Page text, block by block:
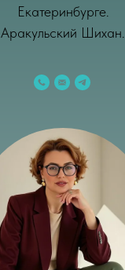
Екатеринбурге.
Аракульский Шихан.